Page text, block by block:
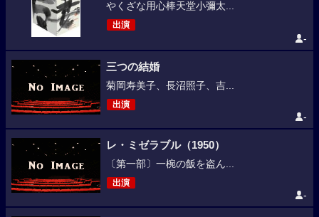
やくざな用心棒天堂小彌太...
出演
-
三つの結婚
菊岡寿美子、長沼照子、吉...
出演
-
レ・ミゼラブル（1950）
〔第一部〕一椀の飯を盗ん...
出演
-